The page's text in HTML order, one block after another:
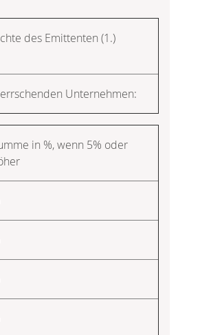
des Emittenten (1.)
Unternehmen:
in %, wenn 5% oder